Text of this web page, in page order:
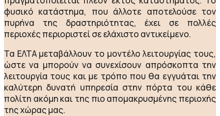
φυσικό κατάστημα, που άλλοτε αποτελούσε τον
πυρήνα της δραστηριότητας, έχει σε πολλές
περιοχές περιοριστεί σε ελάχιστο αντικείμενο.
Τα ΕΛΤΑ μεταβάλλουν το μοντέλο λειτουργίας τους,
ώστε να μπορούν να συνεχίσουν απρόσκοπτα την
λειτουργία τους και με τρόπο που θα εγγυάται την
καλύτερη δυνατή υπηρεσία στην πόρτα του κάθε
πολίτη ακόμη και της πιο απομακρυσμένης περιοχής
της χώρας μας.